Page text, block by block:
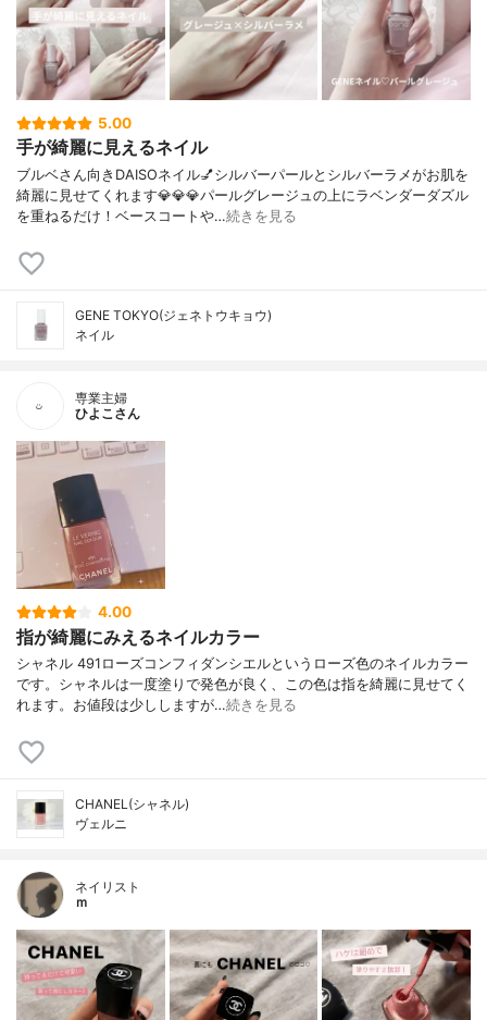
5.00
手が綺麗に見えるネイル
ブルベさん向きDAISOネイル💅シルバーパールとシルバーラメがお肌を
綺麗に見せてくれます💎💎💎パールグレージュの上にラベンダーダズル
を重ねるだけ！ベースコートや…続きを見る
GENE TOKYO(ジェネトウキョウ)
ネイル
専業主婦
ひよこさん
4.00
指が綺麗にみえるネイルカラー
シャネル 491ローズコンフィダンシエルというローズ色のネイルカラー
です。シャネルは一度塗りで発色が良く、この色は指を綺麗に見せてく
れます。お値段は少ししますが…続きを見る
CHANEL(シャネル)
ヴェルニ
ネイリスト
ｍ